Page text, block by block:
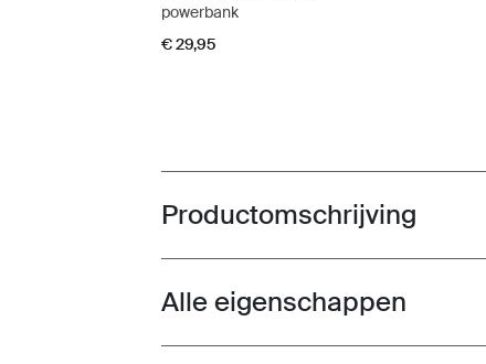
powerbank
€ 29,95
Toggle overview
Productomschrijving
Toggle features
Alle eigenschappen